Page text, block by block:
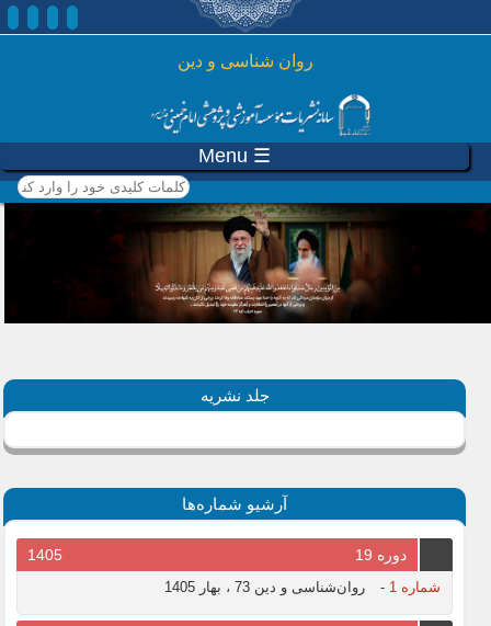
رفتن به محتوای اصلی
روان شناسی و دين
☰ Menu
کلمات کلیدی خود را وارد
کنید
جلد نشریه
آرشیو شماره‌ها
دوره 19 1405
شماره 1 - روان‌شناسی و دین 73 ، بهار 1405